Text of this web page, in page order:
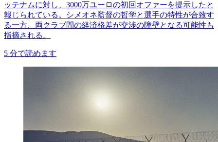
ッテナムに対し、3000万ユーロの初回オファーを提示したと
報じられている。シメオネ監督の哲学と選手の特性が合致す
る一方、両クラブ間の経済格差が交渉の障壁となる可能性も
指摘される。
5 分で読めます